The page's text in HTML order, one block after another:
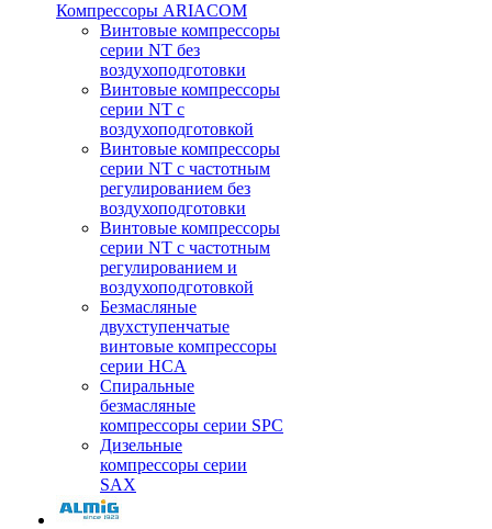
Компрессоры ARIACOM
Винтовые компрессоры
серии NT без
воздухоподготовки
Винтовые компрессоры
серии NT c
воздухоподготовкой
Винтовые компрессоры
серии NT с частотным
регулированием без
воздухоподготовки
Винтовые компрессоры
серии NT с частотным
регулированием и
воздухоподготовкой
Безмасляные
двухступенчатые
винтовые компрессоры
серии HCA
Спиральные
безмасляные
компрессоры серии SPC
Дизельные
компрессоры серии
SAX